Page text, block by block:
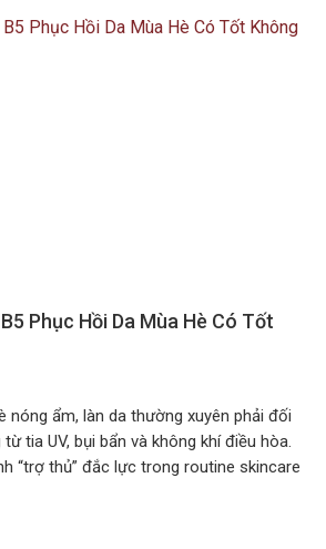
Phục Hồi Da Mùa Hè Có Tốt
nóng ẩm, làn da thường xuyên phải đối
tia UV, bụi bẩn và không khí điều hòa.
“trợ thủ” đắc lực trong routine skincare